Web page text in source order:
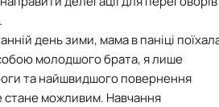
день зими, мама в паніці
молодшого брата, я лише
та найшвидшого повернення
стане можливим. Навчання